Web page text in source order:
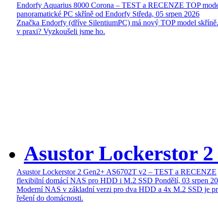
Endorfy Aquarius 8000 Corona – TEST a RECENZE TOP
panoramatické PC skříně od Endorfy Středa, 05 srpen 2026
Značka Endorfy (dříve SilentiumPC) má nový TOP model
v praxi? Vyzkoušeli jsme ho.
Asustor Lockerstor
Asustor Lockerstor 2 Gen2+ AS6702T v2 – TEST a RECENZE
flexibilní domácí NAS pro HDD i M.2 SSD Pondělí, 03 srpen
Moderní NAS v základní verzi pro dva HDD a 4x M.2 SSD je
řešení do domácnosti.